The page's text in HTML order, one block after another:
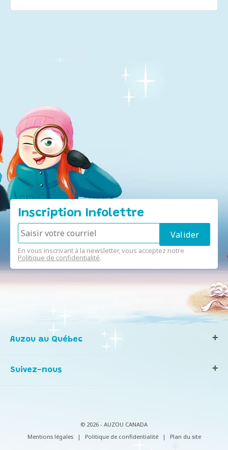
Inscription Infolettre
En vous inscrivant à la newsletter, vous acceptez notre
Politique de confidentialité.
Auzou au Québec
Notre histoire
Infos consommateurs
Suivez-nous
© 2026 - AUZOU CANADA
Mentions légales
| Politique de confidentialité | Plan du site